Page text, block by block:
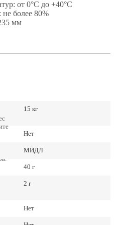
от 0°C до +40°C
не более 80%
мм
15 кг
Нет
МИДЛ
40 г
2 г
Нет